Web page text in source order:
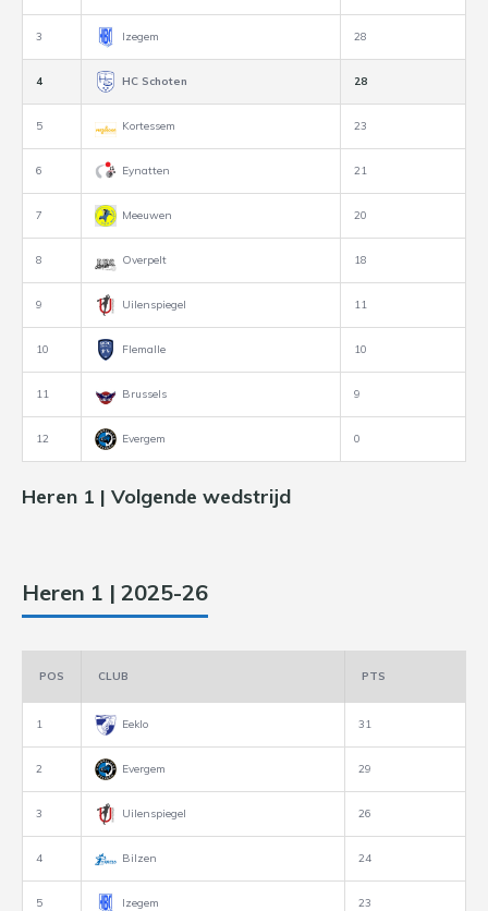
3 Izegem 28
4 HC Schoten 28
5 Kortessem 23
6 Eynatten 21
7 Meeuwen 20
8 Overpelt 18
9 Uilenspiegel 11
10 Flemalle 10
11 Brussels 9
12 Evergem 0
Heren 1 | Volgende wedstrijd
Heren 1 | 2025-26
POS CLUB PTS
1 Eeklo 31
2 Evergem 29
3 Uilenspiegel 26
4 Bilzen 24
5 Izegem 23